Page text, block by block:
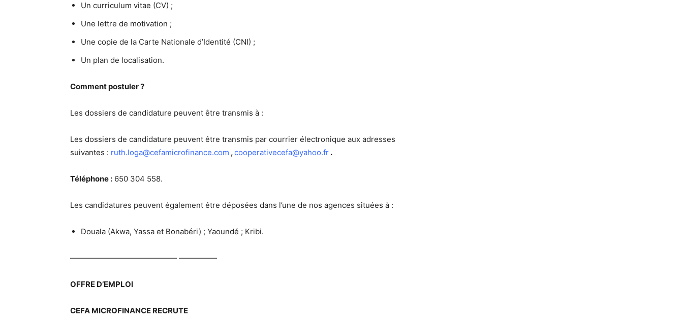
Un curriculum vitae (CV) ;
Une lettre de motivation ;
Une copie de la Carte Nationale d’Identité (CNI) ;
Un plan de localisation.
Comment postuler ?
Les dossiers de candidature peuvent être transmis à :
Les dossiers de candidature peuvent être transmis par courrier électronique aux adresses
suivantes : ruth.loga@cefamicrofinance.com ,cooperativecefa@yahoo.fr .
Téléphone : 650 304 558.
Les candidatures peuvent également être déposées dans l’une de nos agences situées à :
Douala (Akwa, Yassa et Bonabéri) ; Yaoundé ; Kribi.
—————————————— —————
OFFRE D’EMPLOI
CEFA MICROFINANCE RECRUTE